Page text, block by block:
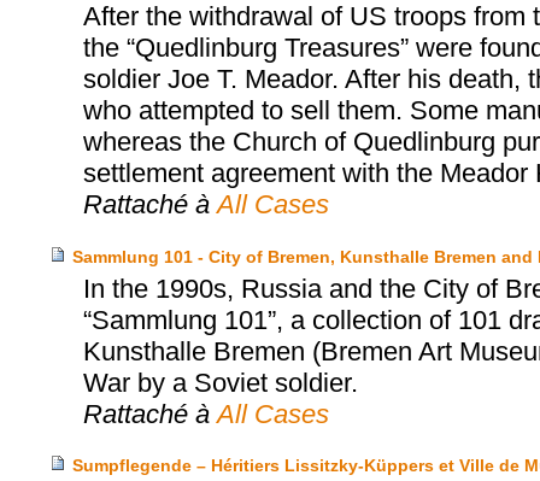
After the withdrawal of US troops from
the “Quedlinburg Treasures” were
soldier Joe T. Meador. After his death,
who attempted to sell them. Some
whereas the Church of Quedlinburg
settlement agreement with the Meador
Rattaché à All Cases
Sammlung 101 - City of Bremen, Kunsthalle Bremen and
In the 1990s, Russia and the City of
“Sammlung 101”, a collection of 101
Kunsthalle Bremen (Bremen Art
War by a Soviet soldier.
Rattaché à All Cases
Sumpflegende – Héritiers Lissitzky-Küppers et Ville de